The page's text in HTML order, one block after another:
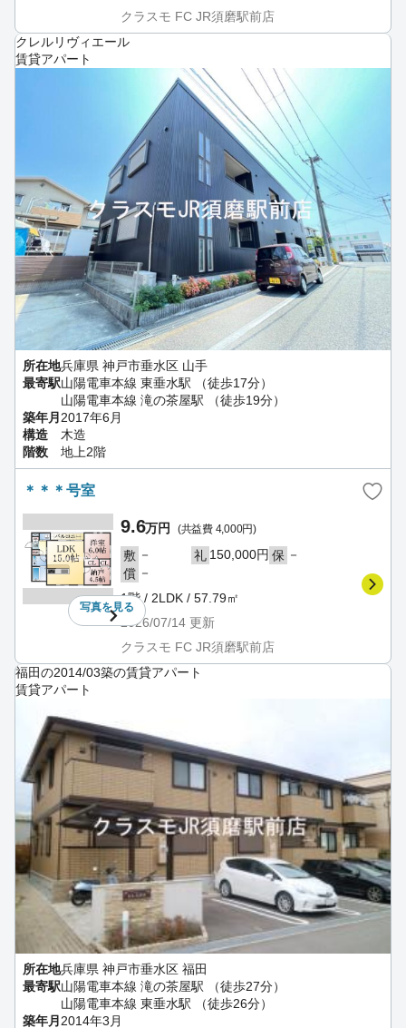
クラスモ FC JR須磨駅前店
クレルリヴィエール
賃貸アパート
所在地兵庫県 神戸市垂水区 山手
最寄駅山陽電車本線 東垂水駅 （徒歩17分）
山陽電車本線 滝の茶屋駅 （徒歩19分）
築年月 2017年6月
構造
木造
階数
地上2階
＊＊＊号室
写真を見る
9.6万円 (共益費 4,000円)
敷 － 礼 150,000円 保 －
償 －
1階 / 2LDK / 57.79㎡
2026/07/14 更新
クラスモ FC JR須磨駅前店
福田の2014/03築の賃貸アパート
賃貸アパート
所在地兵庫県 神戸市垂水区 福田
最寄駅山陽電車本線 滝の茶屋駅 （徒歩27分）
山陽電車本線 東垂水駅 （徒歩26分）
築年月 2014年3月